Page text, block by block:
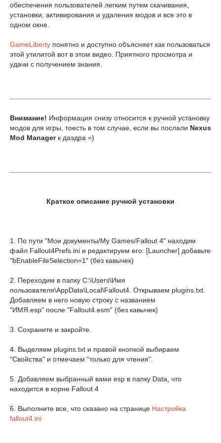
обеспечения пользователей легким путем скачивания,
установки, активирования и удаления модов и все это в
одном окне.
GameLiberty понятно и доступно объясняет как пользоваться
этой утилитой вот в этом видео. Приятного просмотра и
удачи с получением знания.
Внимание! Информация снизу относится к ручной установку
модов для игры, тоесть в том случае, если вы послали Nexus
Mod Manager к даэдра =)
Краткое описание ручной установки
1. По пути "Мои документы/My Games/Fallout 4" находим
файл Fallout4Prefs.ini и редактируем его: [Launcher] добавьте
"bEnableFileSelection=1" (без кавычек)
2. Переходим в папку C:\Users\Имя
пользователя\AppData\Local\Fallout4. Открываем plugins.txt.
Добавляем в него новую строку с названием
"ИМЯ.esp" после "Fallout4.esm" (без кавычек)
3. Сохраните и закройте.
4. Выделяем plugins.txt и правой кнопкой выбираем
"Свойства" и отмечаем "только для чтения".
5. Добавляем выбранный вами esp в папку Data, что
находится в корне Fallout 4
6. Выполните все, что сказано на странице Настройка
fallout4.ini